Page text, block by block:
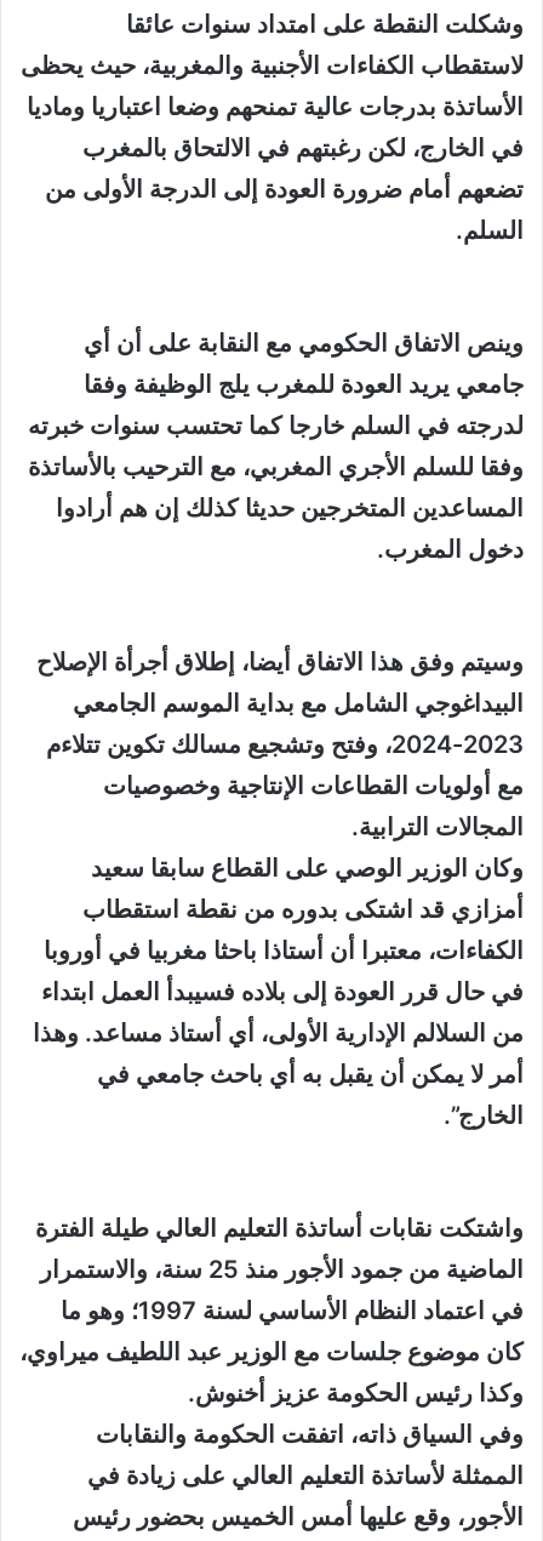
وشكلت النقطة على امتداد سنوات عائقا
لاستقطاب الكفاءات الأجنبية والمغربية، حيث يحظى
الأساتذة بدرجات عالية تمنحهم وضعا اعتباريا وماديا
في الخارج، لكن رغبتهم في الالتحاق بالمغرب
تضعهم أمام ضرورة العودة إلى الدرجة الأولى من
السلم.
وينص الاتفاق الحكومي مع النقابة على أن أي
جامعي يريد العودة للمغرب يلج الوظيفة وفقا
لدرجته في السلم خارجا كما تحتسب سنوات خبرته
وفقا للسلم الأجري المغربي، مع الترحيب بالأساتذة
المساعدين المتخرجين حديثا كذلك إن هم أرادوا
دخول المغرب.
وسيتم وفق هذا الاتفاق أيضا، إطلاق أجرأة الإصلاح
البيداغوجي الشامل مع بداية ‏الموسم الجامعي
2023-2024، وفتح وتشجيع مسالك تكوين تتلاءم
مع أولويات القطاعات ‏الإنتاجية وخصوصيات
المجالات الترابية.
وكان الوزير الوصي على القطاع سابقا سعيد
أمزازي قد اشتكى بدوره من نقطة استقطاب
الكفاءات، معتبرا أن أستاذا باحثا مغربيا في أوروبا
في حال قرر العودة إلى بلاده فسيبدأ العمل ابتداء
من السلالم الإدارية الأولى، أي أستاذ مساعد. وهذا
أمر لا يمكن أن يقبل به أي باحث جامعي في
الخارج”.
واشتكت نقابات أساتذة التعليم العالي طيلة الفترة
الماضية من جمود الأجور منذ 25 سنة، والاستمرار
في اعتماد النظام الأساسي لسنة 1997؛ وهو ما
كان موضوع جلسات مع الوزير عبد اللطيف ميراوي،
وكذا رئيس الحكومة عزيز أخنوش.
وفي السياق ذاته، اتفقت الحكومة والنقابات
الممثلة لأساتذة التعليم العالي على زيادة في
الأجور، وقع عليها أمس الخميس بحضور رئيس